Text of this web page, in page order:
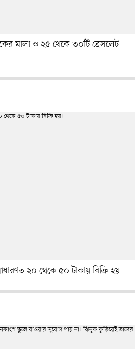
মালা ও ২৫ থেকে ৩০টি ব্রেসলেট
২০ থেকে ৫০ টাকায় বিক্রি হয়।